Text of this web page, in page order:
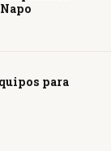
para